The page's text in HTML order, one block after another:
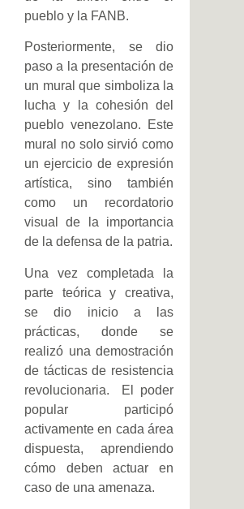
pueblo y la FANB.
Posteriormente, se dio
paso a la presentación de
un mural que simboliza la
lucha y la cohesión del
pueblo venezolano. Este
mural no solo sirvió como
un ejercicio de expresión
artística, sino también
como un recordatorio
visual de la importancia
de la defensa de la patria.
Una vez completada la
parte teórica y creativa,
se dio inicio a las
prácticas, donde se
realizó una demostración
de tácticas de resistencia
revolucionaria. El poder
popular participó
activamente en cada área
dispuesta, aprendiendo
cómo deben actuar en
caso de una amenaza.